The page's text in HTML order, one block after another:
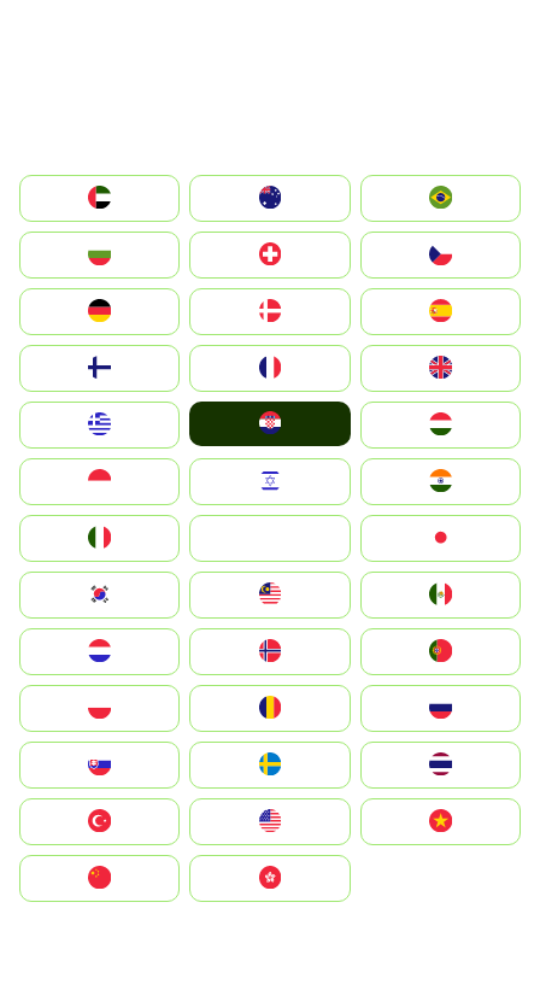
الإمارات العربية المتحدة
Switzerland
Deutschland
United Kingdom
Magyarország
South Korea
United States
中國香港特別行政區